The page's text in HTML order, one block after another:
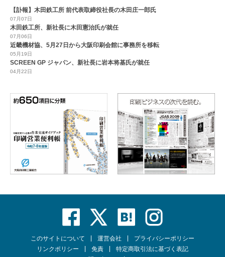
【訃報】木田鉄工所 前代表取締役社長の木田庄一郎氏
07月07日
木田鉄工所、新社長に木田憲治氏が就任
07月06日
近畿機材協、5月27日から大阪印刷会館に事務所を移転
05月19日
SCREEN GP ジャパン、新社長に岩本将基氏が就任
04月22日
このサイトについて 運営会社
プライバシーポリシー
リンクポリシー
免責
特定商取引法に基づく表記